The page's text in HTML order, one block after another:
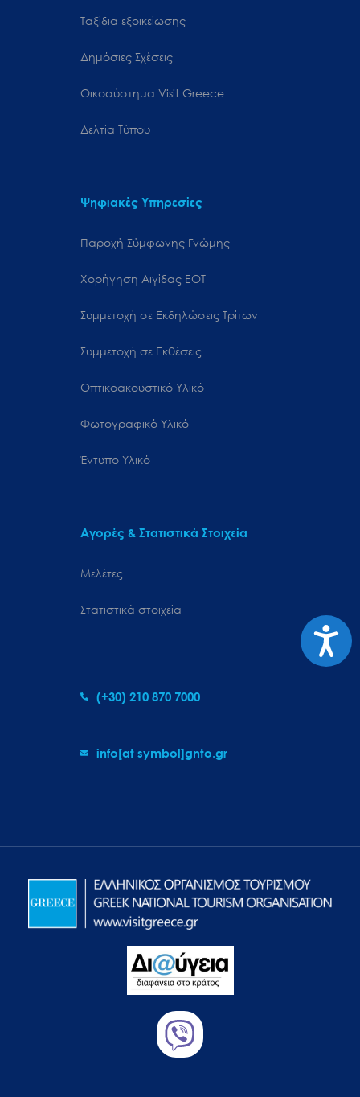
Ταξίδια εξοικείωσης
Δημόσιες Σχέσεις
Oικοσύστημα Visit Greece
Δελτία Τύπου
Ψηφιακές Υπηρεσίες
Παροχή Σύμφωνης Γνώμης
Χορήγηση Αιγίδας ΕΟΤ
Συμμετοχή σε Εκδηλώσεις Τρίτων
Συμμετοχή σε Εκθέσεις
Οπτικοακουστικό Υλικό
Φωτογραφικό Υλικό
Έντυπο Υλικό
Αγορές & Στατιστικά Στοιχεία
Μελέτες
Στατιστικά στοιχεία
(+30) 210 870 7000
info[at symbol]gnto.gr